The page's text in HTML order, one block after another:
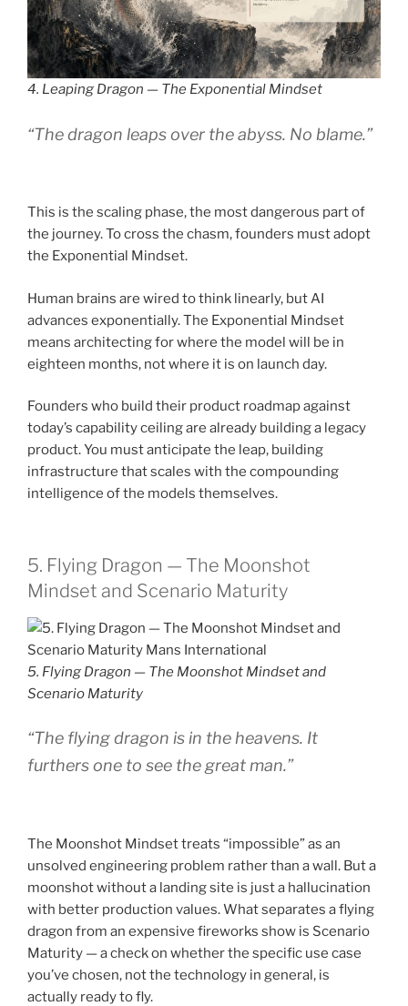
4. Leaping Dragon — The Exponential Mindset
“The dragon leaps over the abyss. No blame.”
This is the scaling phase, the most dangerous part of
the journey. To cross the chasm, founders must adopt
the Exponential Mindset.
Human brains are wired to think linearly, but AI
advances exponentially. The Exponential Mindset
means architecting for where the model will be in
eighteen months, not where it is on launch day.
Founders who build their product roadmap against
today’s capability ceiling are already building a legacy
product. You must anticipate the leap, building
infrastructure that scales with the compounding
intelligence of the models themselves.
5. Flying Dragon — The Moonshot
Mindset and Scenario Maturity
5. Flying Dragon — The Moonshot Mindset and
Scenario Maturity
“The flying dragon is in the heavens. It
furthers one to see the great man.”
The Moonshot Mindset treats “impossible” as an
unsolved engineering problem rather than a wall. But a
moonshot without a landing site is just a hallucination
with better production values. What separates a flying
dragon from an expensive fireworks show is Scenario
Maturity — a check on whether the specific use case
you’ve chosen, not the technology in general, is
actually ready to fly.